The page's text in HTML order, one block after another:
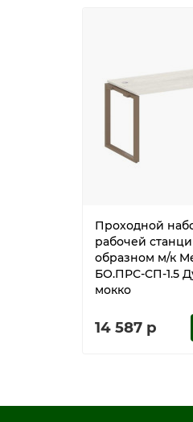
Проходной
рабочей
образном м/к
БО.ПРС-СП-1.5
мокко
14 587 р